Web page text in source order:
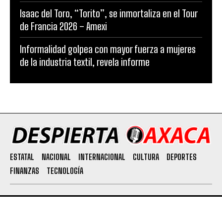
Isaac del Toro, “Torito”, se inmortaliza en el Tour
de Francia 2026 – Amexi
Informalidad golpea con mayor fuerza a mujeres
de la industria textil, revela informe
ESTATAL NACIONAL INTERNACIONAL CULTURA
DEPORTES
FINANZAS
TECNOLOGÍA